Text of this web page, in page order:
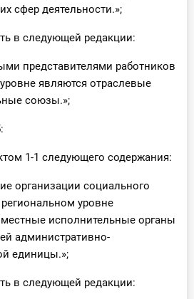
сфер деятельности.»;
в следующей редакции:
представителями работников
являются отраслевые
союзы.»;
1-1 следующего содержания:
организации социального
региональном уровне
местные исполнительные органы
административно-
единицы.»;
в следующей редакции: